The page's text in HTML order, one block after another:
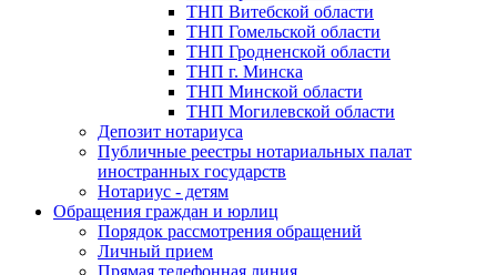
ТНП Витебской области
ТНП Гомельской области
ТНП Гродненской области
ТНП г. Минска
ТНП Минской области
ТНП Могилевской области
Депозит нотариуса
Публичные реестры нотариальных палат
иностранных государств
Нотариус - детям
Обращения граждан и юрлиц
Порядок рассмотрения обращений
Личный прием